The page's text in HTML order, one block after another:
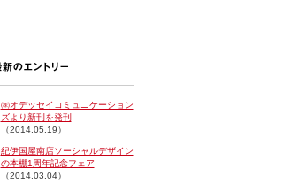
㈱オデッセイコミュニケーション
ズより新刊を発刊
（2014.05.19）
紀伊国屋南店ソーシャルデザイン
の本棚1周年記念フェア
（2014.03.04）